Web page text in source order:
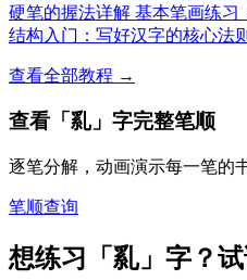
硬笔的握法详解 基本笔画练习
结构入门：写好汉字的核心法则
查看全部教程 →
查看「乿」字完整笔顺
逐笔分解，动画演示每一笔的
笔顺查询
想练习「乿」字？